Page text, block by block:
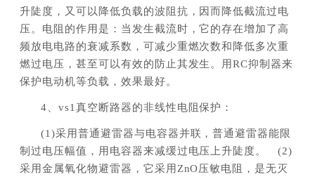
升陡度，又可以降低负载的波阻抗，因而降低截流过电
压。电阻的作用是：当发生截流时，它的存在增加了高
频放电电路的衰减系数，可减少重燃次数和降低多次重
燃过电压，甚至可以有效的防止其发生。用RC抑制器来
保护电动机等负载，效果最好。
4、vs1真空断路器的非线性电阻保护：
(1)采用普通避雷器与电容器并联，普通避雷器能限
制过电压幅值，用电容器来减缓过电压上升陡度。 (2)
采用金属氧化物避雷器，它采用ZnO压敏电阻，是无灭